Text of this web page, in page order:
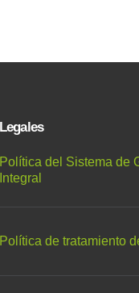
Legales
Política del Sistema de
Integral
Política de tratamiento